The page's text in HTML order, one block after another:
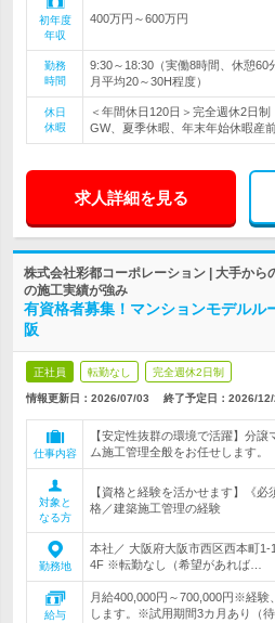
初年度
年収
400万円～600万円
勤務
時間
9:30～18:30（実働8時間、休憩60
月平均20～30H程度）
休日
休暇
＜年間休日120日＞完全週休2日制
GW、夏季休暇、年末年始休暇産
求人詳細を見る
株式会社彩都コーポレーション | 大手から
の施工実績が強み
有資格者募集！マンションモデルル
阪
正社員 転勤なし 完全週休2日制
情報更新日：2026/07/03 終了予定日： 2026/
仕事内容
【安定性抜群の環境で活躍】分
ム施工管理全般をお任せします。
対象と
なる方
【資格と経験を活かせます】《
格／建築施工管理の経験
勤務地
本社／ 大阪府大阪市西区西本町
4F ※転勤なし（希望があれば…
給与
月給400,000円～700,000円※経験
します。※試用期間3カ月あり（待